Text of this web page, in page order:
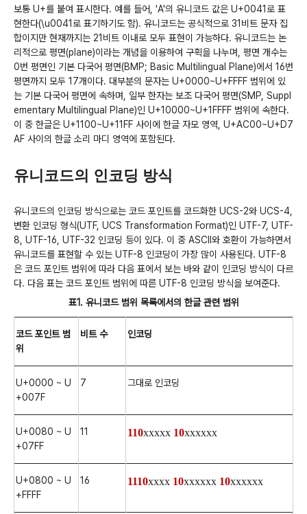
보통 U+를 붙여 표시한다. 예를 들어, 'A'의 유니코드 값은 U+0041로 표
현한다(\u0041로 표기하기도 함). 유니코드는 공식적으로 31비트 문자 집
합이지만 현재까지는 21비트 이내로 모두 표현이 가능하다. 유니코드는 논
리적으로 평면(plane)이라는 개념을 이용하여 구획을 나누며, 평면 개수는
0번 평면인 기본 다국어 평면(BMP; Basic Multilingual Plane)에서 16번
평면까지 모두 17개이다. 대부분의 문자는 U+0000~U+FFFF 범위에 있
는 기본 다국어 평면에 속하며, 일부 한자는 보조 다국어 평면(SMP, Suppl
ementary Multilingual Plane)인 U+10000~U+1FFFF 범위에 속한다.
이 중 한글은 U+1100~U+11FF 사이에 한글 자모 영역, U+AC00~U+D7
AF 사이의 한글 소리 마디 영역에 포함된다.
유니코드의 인코딩 방식
유니코드의 인코딩 방식으로는 코드 포인트를 코드화한 UCS-2와 UCS-4,
변환 인코딩 형식(UTF, UCS Transformation Format)인 UTF-7, UTF-
8, UTF-16, UTF-32 인코딩 등이 있다. 이 중 ASCII와 호환이 가능하면서
유니코드를 표현할 수 있는 UTF-8 인코딩이 가장 많이 사용된다. UTF-8
은 코드 포인트 범위에 따라 다음 표에서 보는 바와 같이 인코딩 방식이 다르
다. 다음 표는 코드 포인트 범위에 따른 UTF-8 인코딩 방식을 보여준다.
표1. 유니코드 범위 목록에서의 한글 관련 범위
코드 포인트 범
위
비트 수 인코딩
U+0000 ~ U
+007F
7 그대로 인코딩
U+0080 ~ U
+07FF
11 110xxxxx 10xxxxxx
U+0800 ~ U
+FFFF
16 1110xxxx 10xxxxxx 10xxxxxx